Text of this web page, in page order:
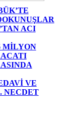
ACI
MİLYON
VE
NECDET